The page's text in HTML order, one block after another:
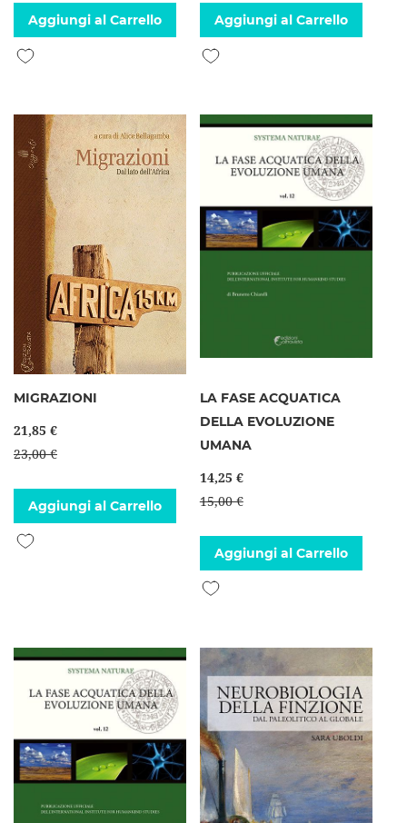
Aggiungi al Carrello
Aggiungi alla lista desideri
Aggiungi al Carrello
Aggiungi alla lista desideri
MIGRAZIONI
21,85 €
23,00 €
Aggiungi al Carrello
Aggiungi alla lista desideri
LA FASE ACQUATICA
DELLA EVOLUZIONE
UMANA
14,25 €
15,00 €
Aggiungi al Carrello
Aggiungi alla lista desideri